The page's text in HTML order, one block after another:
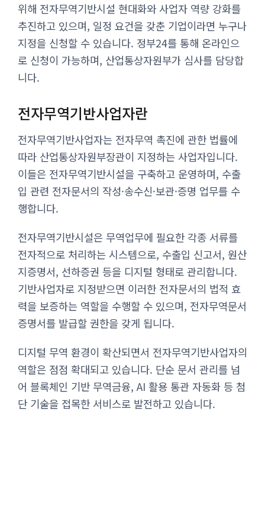
위해 전자무역기반시설 현대화와 사업자 역량 강화를
추진하고 있으며, 일정 요건을 갖춘 기업이라면 누구나
지정을 신청할 수 있습니다. 정부24를 통해 온라인으
로 신청이 가능하며, 산업통상자원부가 심사를 담당합
니다.
전자무역기반사업자란
전자무역기반사업자는 전자무역 촉진에 관한 법률에
따라 산업통상자원부장관이 지정하는 사업자입니다.
이들은 전자무역기반시설을 구축하고 운영하며, 수출
입 관련 전자문서의 작성·송수신·보관·증명 업무를 수
행합니다.
전자무역기반시설은 무역업무에 필요한 각종 서류를
전자적으로 처리하는 시스템으로, 수출입 신고서, 원산
지증명서, 선하증권 등을 디지털 형태로 관리합니다.
기반사업자로 지정받으면 이러한 전자문서의 법적 효
력을 보증하는 역할을 수행할 수 있으며, 전자무역문서
증명서를 발급할 권한을 갖게 됩니다.
디지털 무역 환경이 확산되면서 전자무역기반사업자의
역할은 점점 확대되고 있습니다. 단순 문서 관리를 넘
어 블록체인 기반 무역금융, AI 활용 통관 자동화 등 첨
단 기술을 접목한 서비스로 발전하고 있습니다.